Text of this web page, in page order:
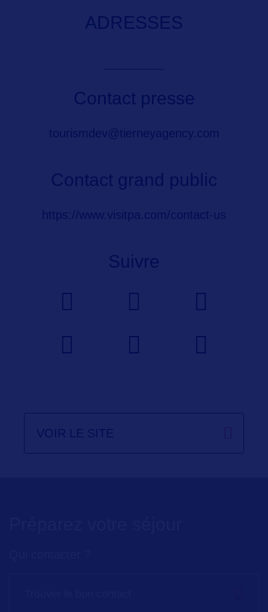
ADRESSES
Contact presse
tourismdev@tierneyagency.com
Contact grand public
https://www.visitpa.com/contact-us
Suivre
VOIR LE SITE